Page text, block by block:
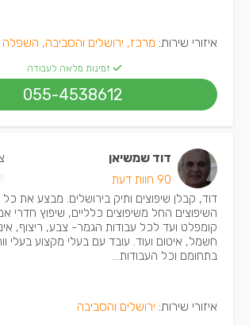
איזורי שירות: מרכז, ירושלים והסביבה, השפלה
זמינות מלאה לעבודה
055-4538612
דוד שמשיאן
90 חוות דעת
דוד, קבלן שיפוצים ותיק בירושלים. מבצע את כל
השיפוצים החל משיפוצים כלליים, שיפוץ חדרי
קומפלט ועד לכל עבודות הגמר- צבע, ריצוף,
חשמל, איטום ועוד. עובד עם בעלי מקצוע בעלי
בתחומם וכל העבודות...
איזורי שירות: ירושלים והסביבה